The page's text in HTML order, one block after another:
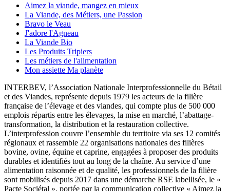
Aimez la viande, mangez en mieux
La Viande, des Métiers, une Passion
Bravo le Veau
J'adore l'Agneau
La Viande Bio
Les Produits Tripiers
Les métiers de l'alimentation
Mon assiette Ma planète
INTERBEV, l’Association Nationale Interprofessionnelle du Bétail
et des Viandes, représente depuis 1979 les acteurs de la filière
française de l’élevage et des viandes, qui compte plus de 500 000
emplois répartis entre les élevages, la mise en marché, l’abattage-
transformation, la distribution et la restauration collective.
L’interprofession couvre l’ensemble du territoire via ses 12 comités
régionaux et rassemble 22 organisations nationales des filières
bovine, ovine, équine et caprine, engagées à proposer des produits
durables et identifiés tout au long de la chaîne. Au service d’une
alimentation raisonnée et de qualité, les professionnels de la filière
sont mobilisés depuis 2017 dans une démarche RSE labellisée, le «
Pacte Sociétal », portée par la communication collective « Aimez la